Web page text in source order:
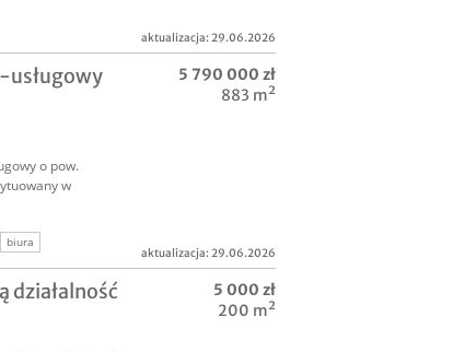
aktualizacja: 29.06.2026
usługowy
o pow.
w
biura
5 790 000 zł
883 m²
aktualizacja: 29.06.2026
działalność
5 000 zł
200 m²